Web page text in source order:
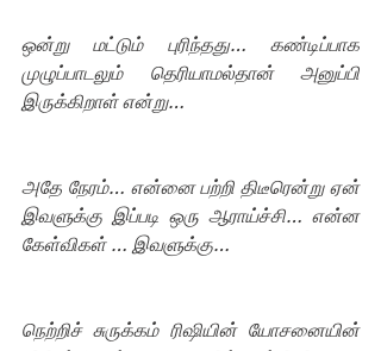
ஒன்று மட்டும் புரிந்தது… கண்டிப்பாக
முழுப்பாடலும் தெரியாமல்தான் அனுப்பி
இருக்கிறாள் என்று…
அதே நேரம்… என்னை பற்றி திடீரென்று ஏன்
இவளுக்கு இப்படி ஒரு ஆராய்ச்சி… என்ன
கேள்விகள் … இவளுக்கு…
நெற்றிச் சுருக்கம் ரிஷியின் யோசனையின்